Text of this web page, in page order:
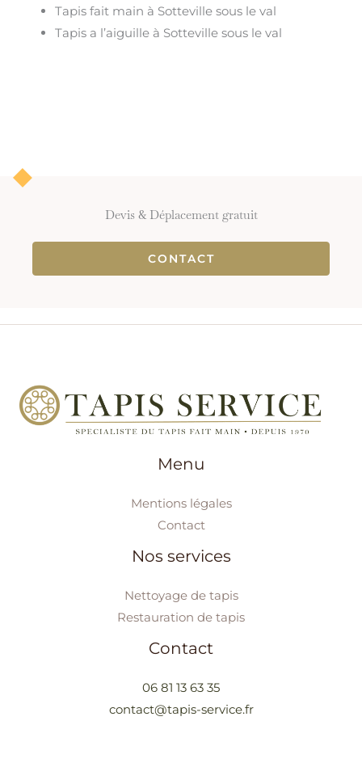
Tapis fait main à Sotteville sous le val
Tapis a l’aiguille à Sotteville sous le val
Devis & Déplacement gratuit
CONTACT
Menu
Mentions légales
Contact
Nos services
Nettoyage de tapis
Restauration de tapis
Contact
06 81 13 63 35
contact@tapis-service.fr